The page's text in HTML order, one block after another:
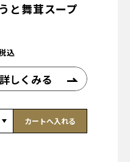
と舞茸スープ
込
詳しくみる
カートへ入れる